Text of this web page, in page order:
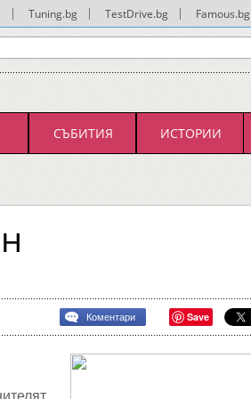
Tuning.bg TestDrive.bg Famous.bg
СЪБИТИЯ ИСТОРИИ
Коментари Save